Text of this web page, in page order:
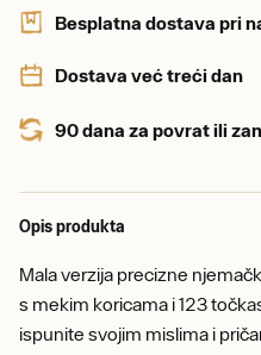
Besplatna dostava pri
Dostava već treći dan
90 dana za povrat ili
Opis produkta
Mala verzija precizne
s mekim koricama i 123
ispunite svojim mislima i